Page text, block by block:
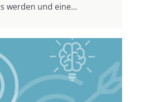
werden und eine...